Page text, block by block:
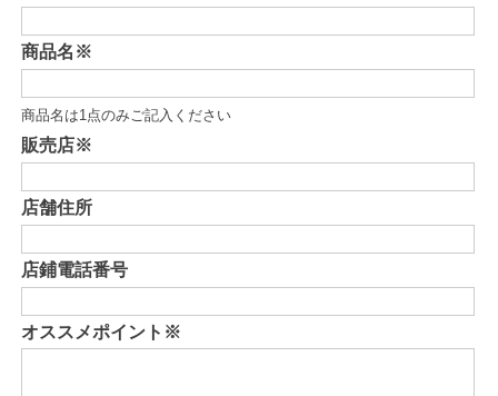
商品名※
商品名は1点のみご記入ください
販売店※
店舗住所
店鋪電話番号
オススメポイント※